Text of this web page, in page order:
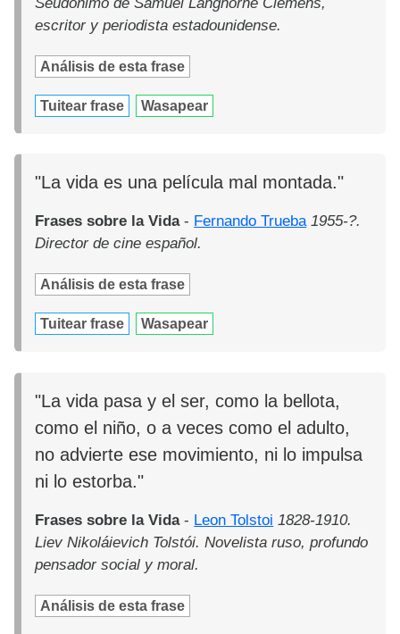
escritor y periodista estadounidense.
Análisis de esta frase
Tuitear frase Wasapear
"La vida es una película mal montada."
Frases sobre la Vida- Fernando Trueba 1955-?.
Director de cine español.
Análisis de esta frase
Tuitear frase Wasapear
"La vida pasa y el ser, como la bellota,
como el niño, o a veces como el adulto,
no advierte ese movimiento, ni lo impulsa
ni lo estorba."
Frases sobre la Vida- Leon Tolstoi 1828-1910.
Liev Nikoláievich Tolstói. Novelista ruso, profundo
pensador social y moral.
Análisis de esta frase